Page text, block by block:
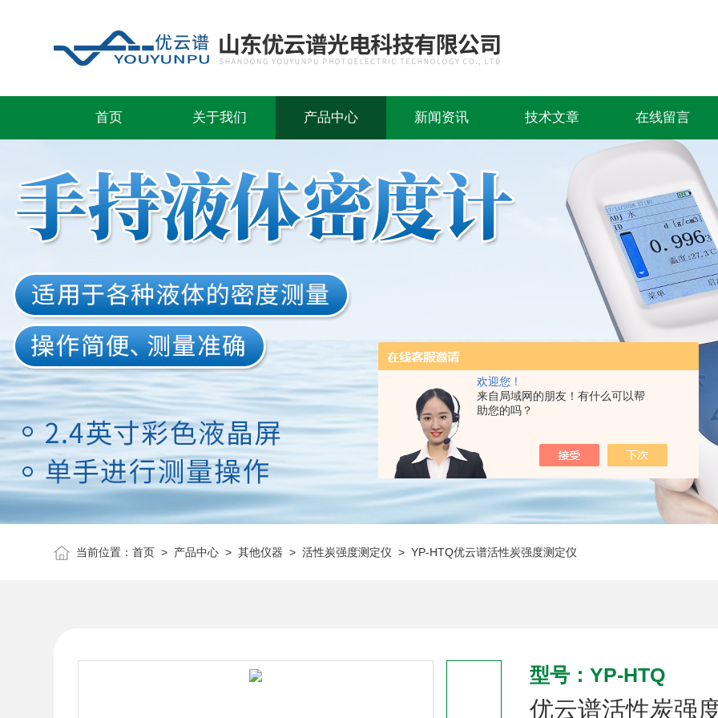
欢迎您！
来自局域网的朋友！有什么可以帮
助您的吗？
首页 关于我们 产品中心 新闻资讯 技术文章 在线留言
当前位置：首页 > 产品中心 >其他仪器 >活性炭强度测定仪 > YP-HTQ优云谱活性炭强度测定仪
型号：YP-HTQ
优云谱活性炭强